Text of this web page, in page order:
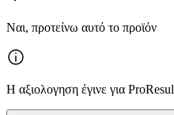
Ναι, προτείνω αυτό το προϊόν
Η αξιολογηση έγινε για